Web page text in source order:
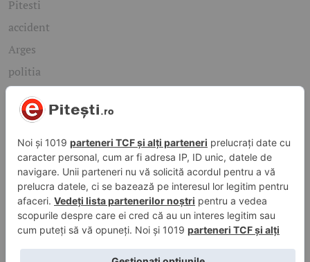
Pitesti
accident
Arges
politia
mioveni
Caută rapid știrile care te interesează
Găsește cele mai recente știri, evenimente și subiecte de
interes din orașul tău. Introdu un cuvânt-cheie și descoperă
informațiile de care ai nevoie!
Caută